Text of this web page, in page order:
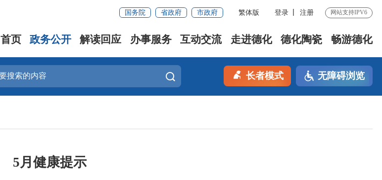
国务院 省政府 市政府 繁体版 登录 注册 网站支持IPV6
首页 政务公开 解读回应 办事服务 互动交流 走进德化 德化陶瓷 畅游德化
长者模式 无障碍浏览
5月健康提示